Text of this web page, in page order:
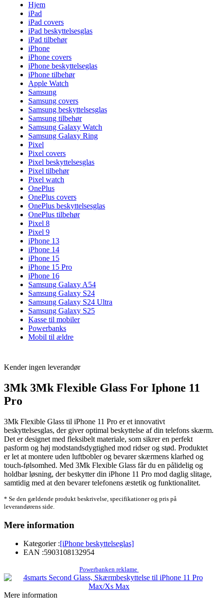
Hjem
iPad
iPad covers
iPad beskyttelsesglas
iPad tilbehør
iPhone
iPhone covers
iPhone beskyttelseglas
iPhone tilbehør
Apple Watch
Samsung
Samsung covers
Samsung beskyttelsesglas
Samsung tilbehør
Samsung Galaxy Watch
Samsung Galaxy Ring
Pixel
Pixel covers
Pixel beskyttelsesglas
Pixel tilbehør
Pixel watch
OnePlus
OnePlus covers
OnePlus beskyttelsesglas
OnePlus tilbehør
Pixel 8
Pixel 9
iPhone 13
iPhone 14
iPhone 15
iPhone 15 Pro
iPhone 16
Samsung Galaxy A54
Samsung Galaxy S24
Samsung Galaxy S24 Ultra
Samsung Galaxy S25
Kasse til mobiler
Powerbanks
Mobil til ældre
Kender ingen leverandør
3Mk 3Mk Flexible Glass For Iphone 11
Pro
3Mk Flexible Glass til iPhone 11 Pro er et innovativt
beskyttelsesglas, der giver optimal beskyttelse af din telefons skærm.
Det er designet med fleksibelt materiale, som sikrer en perfekt
pasform og høj modstandsdygtighed mod ridser og stød. Produktet
er let at montere uden luftbobler og bevarer skærmens klarhed og
touch-følsomhed. Med 3Mk Flexible Glass får du en pålidelig og
holdbar løsning, der beskytter din iPhone 11 Pro mod daglig slitage,
samtidig med at den bevarer telefonens æstetik og funktionalitet.
* Se den gældende produkt beskrivelse, specifikationer og pris på
leverandørens side.
Mere information
Kategorier :[iPhone beskyttelseglas]
EAN :5903108132954
Powerbanken reklame
Mere information